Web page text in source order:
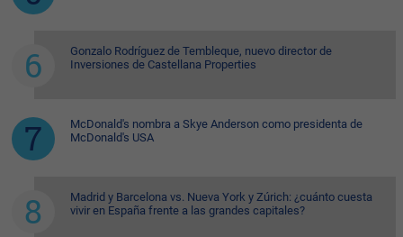
Gonzalo Rodríguez de Tembleque, nuevo director de
Inversiones de Castellana Properties
McDonald's nombra a Skye Anderson como presidenta de
McDonald's USA
Madrid y Barcelona vs. Nueva York y Zúrich: ¿cuánto cuesta
vivir en España frente a las grandes capitales?